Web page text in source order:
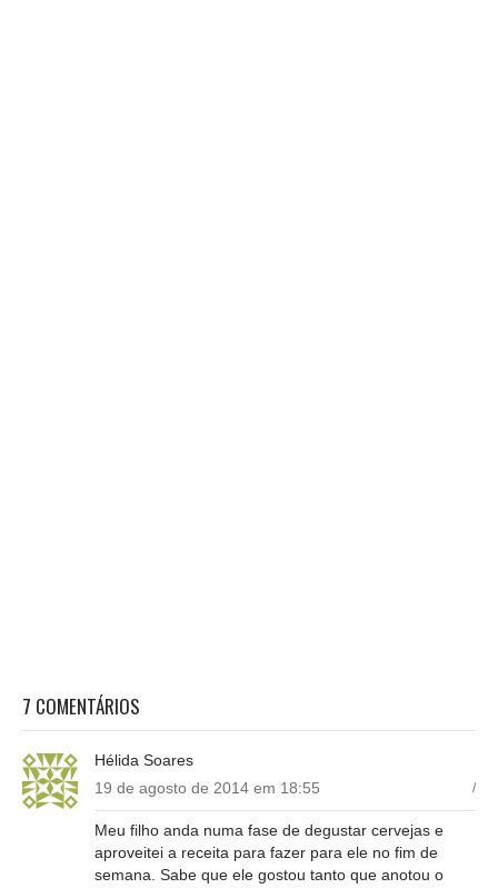
7 COMENTÁRIOS
Hélida Soares
19 de agosto de 2014 em 18:55
/
Meu filho anda numa fase de degustar cervejas e
aproveitei a receita para fazer para ele no fim de
semana. Sabe que ele gostou tanto que anotou o